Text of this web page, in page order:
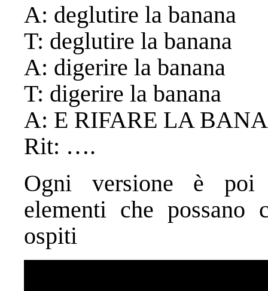
A: deglutire la banana
T: deglutire la banana
A: digerire la banana
T: digerire la banana
A: E RIFARE LA
Rit: ….
Ogni versione è poi
elementi che possano
ospiti